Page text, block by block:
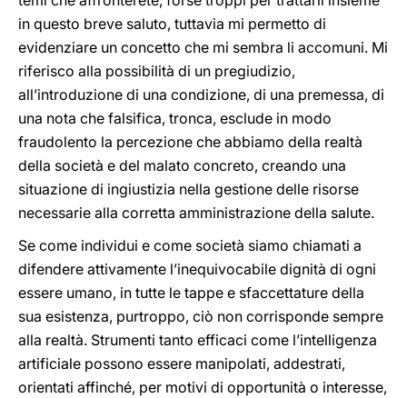
in questo breve saluto, tuttavia mi permetto di
evidenziare un concetto che mi sembra li accomuni. Mi
riferisco alla possibilità di un pregiudizio,
all’introduzione di una condizione, di una premessa, di
una nota che falsifica, tronca, esclude in modo
fraudolento la percezione che abbiamo della realtà
della società e del malato concreto, creando una
situazione di ingiustizia nella gestione delle risorse
necessarie alla corretta amministrazione della salute.
Se come individui e come società siamo chiamati a
difendere attivamente l’inequivocabile dignità di ogni
essere umano, in tutte le tappe e sfaccettature della
sua esistenza, purtroppo, ciò non corrisponde sempre
alla realtà. Strumenti tanto efficaci come l’intelligenza
artificiale possono essere manipolati, addestrati,
orientati affinché, per motivi di opportunità o interesse,